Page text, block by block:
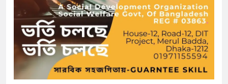
জড়িত কিশোর গ্যাংয়ের চার শিশু আটক
ডাকাতির প্রস্তুতিকালে দুইজনকে